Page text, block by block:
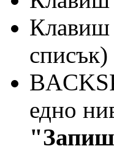
Клавиш
списък)
едно